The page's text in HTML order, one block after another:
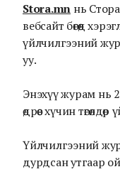
Stora.mn нь
вебсайт бөгөөд
үйлчилгээний
уу.
Энэхүү журам нь
өдрөөс хүчин
Үйлчилгээний
дурдсан утгаар